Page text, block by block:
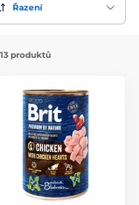
Řazení
produktů